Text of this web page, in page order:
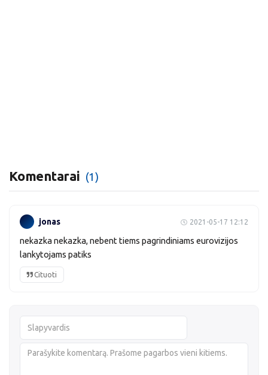
Komentarai (1)
jonas 2021-05-17 12:12
nekazka nekazka, nebent tiems pagrindiniams eurovizijos
lankytojams patiks
Cituoti